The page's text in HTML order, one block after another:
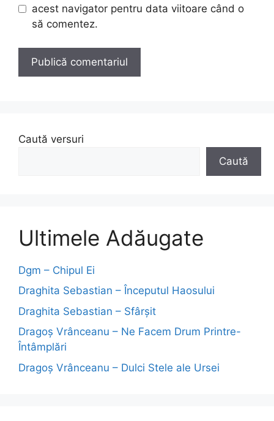
acest navigator pentru data viitoare când o
să comentez.
Caută versuri
Caută
Ultimele Adăugate
Dgm – Chipul Ei
Draghita Sebastian – Începutul Haosului
Draghita Sebastian – Sfârșit
Dragoş Vrânceanu – Ne Facem Drum Printre-
Întâmplări
Dragoş Vrânceanu – Dulci Stele ale Ursei